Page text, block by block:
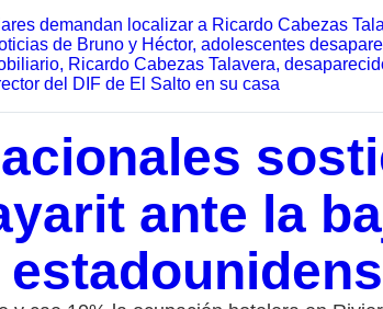
demandan localizar a Ricardo Cabezas
de Bruno y Héctor, adolescentes
Ricardo Cabezas Talavera,
del DIF de El Salto en su casa
ante la